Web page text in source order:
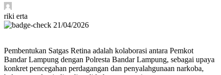
riki erta
21/04/2026
Pembentukan Satgas Retina adalah kolaborasi antara Pemkot
Bandar Lampung dengan Polresta Bandar Lampung, sebagai upaya
konkret pencegahan perdagangan dan penyalahgunaan narkoba,